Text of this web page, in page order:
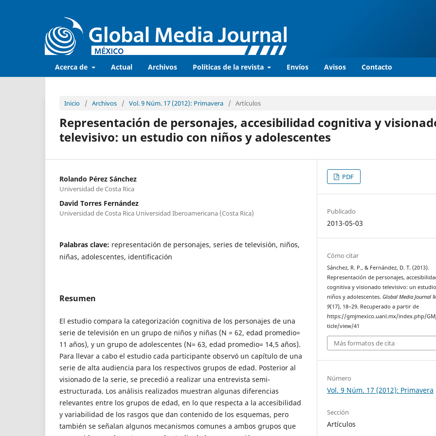
Acerca de Actual Archivos Políticas de la revista Envíos Avisos Contacto
Inicio / Archivos / Vol. 9 Núm. 17 (2012): Primavera / Artículos
Representación de personajes, accesibilidad cognitiva y
televisivo: un estudio con niños y adolescentes
Rolando Pérez Sánchez
Universidad de Costa Rica
David Torres Fernández
Universidad de Costa Rica Universidad Iberoamericana (Costa Rica)
Palabras clave: representación de personajes, series de televisión, niños,
niñas, adolescentes, identificación
Resumen
El estudio compara la categorización cognitiva de los personajes de una
serie de televisión en un grupo de niños y niñas (N = 62, edad promedio=
11 años), y un grupo de adolescentes (N= 63, edad promedio= 14,5 años).
Para llevar a cabo el estudio cada participante observó un capítulo de una
serie de alta audiencia para los respectivos grupos de edad. Posterior al
visionado de la serie, se precedió a realizar una entrevista semi-
estructurada. Los análisis realizados muestran algunas diferencias
relevantes entre los grupos de edad, en lo que respecta a la accesibilidad
y variabilidad de los rasgos que dan contenido de los esquemas, pero
también se señalan algunos mecanismos comunes a ambos grupos que
PDF
Publicado
2013-05-03
Cómo citar
Sánchez, R. P., & Fernández, D. T. (2013).
Representación de personajes,
cognitiva y visionado televisivo: un
niños y adolescentes.Global Media Journal
9(17), 18–29. Recuperado a partir de
https://gmjmexico.uanl.mx/index.php/
ticle/view/41
Más formatos de cita
Número
Vol. 9 Núm. 17 (2012): Primavera
Sección
Artículos